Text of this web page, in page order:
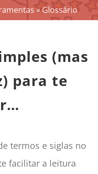
»Glossário
(mas
para te
termos e siglas no
facilitar a leitura